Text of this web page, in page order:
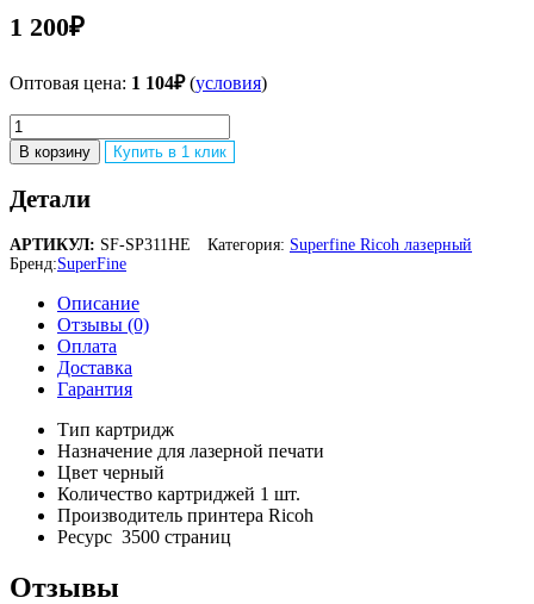
1 200₽
Оптовая цена: 1 104₽(условия)
Количество
товара
Совместимый
лазерный
картридж
SP311HE
Aficio-
SuperFine
В корзину Купить в 1 клик
Детали
АРТИКУЛ: SF-SP311HE Категория: Superfine Ricoh лазерный
Бренд:SuperFine
Описание
Отзывы (0)
Оплата
Доставка
Гарантия
Тип картридж
Назначение для лазерной печати
Цвет черный
Количество картриджей 1 шт.
Производитель принтера Ricoh
Ресурс 3500 страниц
Отзывы